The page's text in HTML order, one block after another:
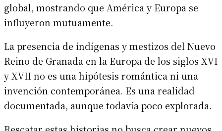
global, mostrando que América y Europa se
influyeron mutuamente.
La presencia de indígenas y mestizos del Nuevo
Reino de Granada en la Europa de los siglos XVI
y XVII no es una hipótesis romántica ni una
invención contemporánea. Es una realidad
documentada, aunque todavía poco explorada.